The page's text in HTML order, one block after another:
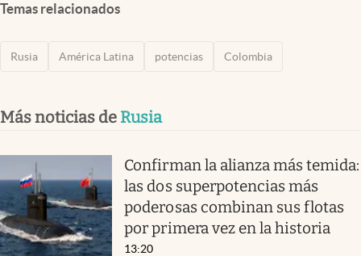
Temas relacionados
Rusia América Latina potencias Colombia
Más noticias de Rusia
Confirman la alianza más temida:
las dos superpotencias más
poderosas combinan sus flotas
por primera vez en la historia
13:20